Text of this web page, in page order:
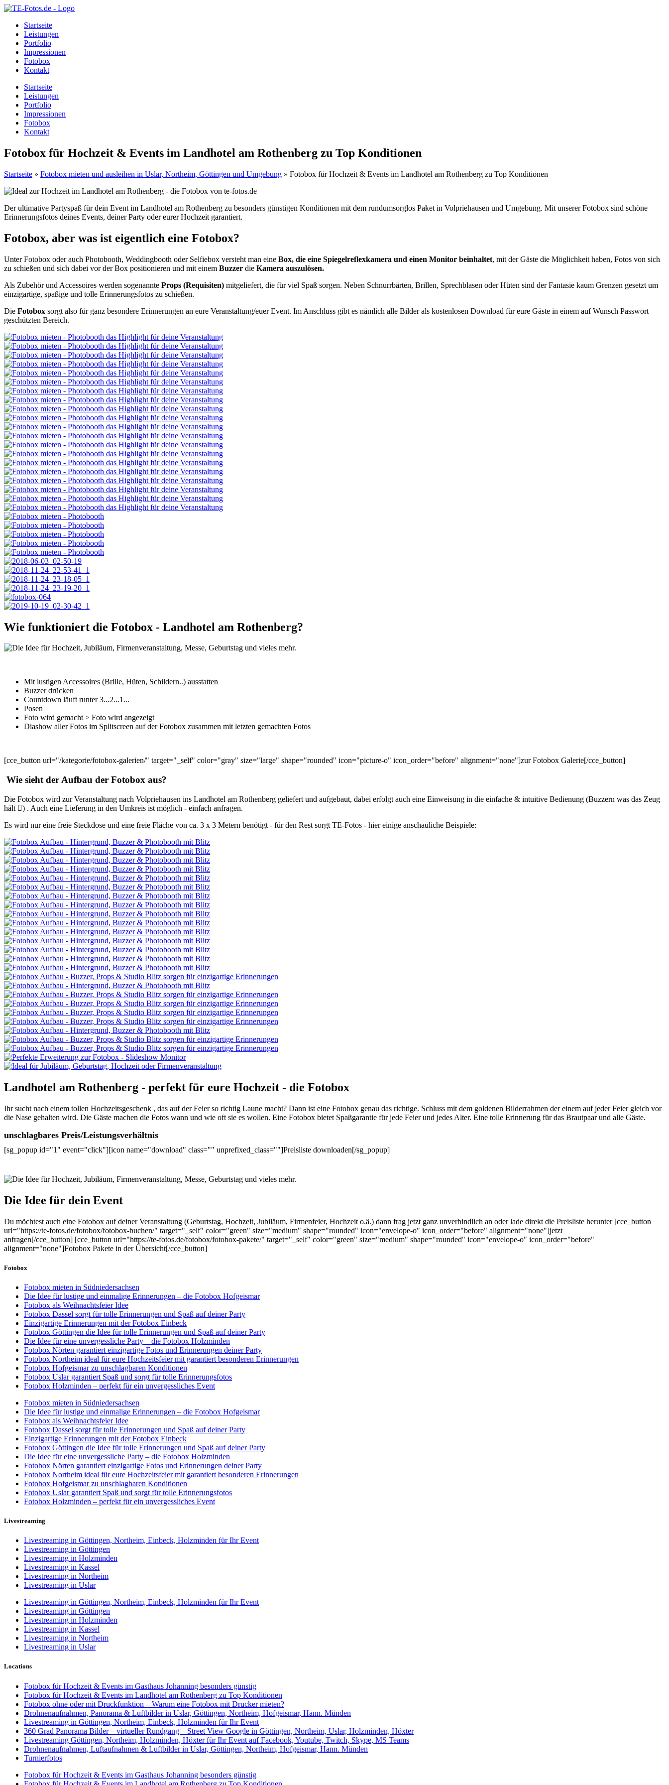
Startseite
Leistungen
Portfolio
Impressionen
Fotobox
Kontakt
Startseite
Leistungen
Portfolio
Impressionen
Fotobox
Kontakt
Fotobox für Hochzeit & Events im Landhotel am Rothenberg zu Top Konditionen
Startseite » Fotobox mieten und ausleihen in Uslar, Northeim, Göttingen und Umgebung » Fotobox für Hochzeit & Events im Landhotel am Rothenberg zu Top Konditionen
Der ultimative Partyspaß für dein Event im Landhotel am Rothenberg zu besonders günstigen Konditionen mit dem rundumsorglos Paket in Volpriehausen und Umgebung. Mit unserer Fotobox sind schöne
Erinnerungsfotos deines Events, deiner Party oder eurer Hochzeit garantiert.
Fotobox, aber was ist eigentlich eine Fotobox?
Unter Fotobox oder auch Photobooth, Weddingbooth oder Selfiebox versteht man eine Box, die eine Spiegelreflexkamera und einen Monitor beinhaltet, mit der Gäste die Möglichkeit haben, Fotos von sich
zu schießen und sich dabei vor der Box positionieren und mit einem Buzzer die Kamera auszulösen.
Als Zubehör und Accessoires werden sogenannte Props (Requisiten) mitgeliefert, die für viel Spaß sorgen. Neben Schnurrbärten, Brillen, Sprechblasen oder Hüten sind der Fantasie kaum Grenzen gesetzt um
einzigartige, spaßige und tolle Erinnerungsfotos zu schießen.
Die Fotobox sorgt also für ganz besondere Erinnerungen an eure Veranstaltung/euer Event. Im Anschluss gibt es nämlich alle Bilder als kostenlosen Download für eure Gäste in einem auf Wunsch Passwort
geschützten Bereich.
Wie funktioniert die Fotobox - Landhotel am Rothenberg?
Mit lustigen Accessoires (Brille, Hüten, Schildern..) ausstatten
Buzzer drücken
Countdown läuft runter 3...2...1...
Posen
Foto wird gemacht > Foto wird angezeigt
Diashow aller Fotos im Splitscreen auf der Fotobox zusammen mit letzten gemachten Fotos
[cce_button url="/kategorie/fotobox-galerien/" target="_self" color="gray" size="large" shape="rounded" icon="picture-o" icon_order="before" alignment="none"]zur Fotobox Galerie[/cce_button]
Wie sieht der Aufbau der Fotobox aus?
Die Fotobox wird zur Veranstaltung nach Volpriehausen ins Landhotel am Rothenberg geliefert und aufgebaut, dabei erfolgt auch eine Einweisung in die einfache & intuitive Bedienung (Buzzern was das Zeug
hält
) . Auch eine Lieferung in den Umkreis ist möglich - einfach anfragen.
Es wird nur eine freie Steckdose und eine freie Fläche von ca. 3 x 3 Metern benötigt - für den Rest sorgt TE-Fotos - hier einige anschauliche Beispiele:
Landhotel am Rothenberg - perfekt für eure Hochzeit - die Fotobox
Ihr sucht nach einem tollen Hochzeitsgeschenk , das auf der Feier so richtig Laune macht? Dann ist eine Fotobox genau das richtige. Schluss mit dem goldenen Bilderrahmen der einem auf jeder Feier gleich vor
die Nase gehalten wird. Die Gäste machen die Fotos wann und wie oft sie es wollen. Eine Fotobox bietet Spaßgarantie für jede Feier und jedes Alter. Eine tolle Erinnerung für das Brautpaar und alle Gäste.
unschlagbares Preis/Leistungsverhältnis
[sg_popup id="1" event="click"][icon name="download" class="" unprefixed_class=""]Preisliste downloaden[/sg_popup]
Die Idee für dein Event
Du möchtest auch eine Fotobox auf deiner Veranstaltung (Geburtstag, Hochzeit, Jubiläum, Firmenfeier, Hochzeit o.ä.) dann frag jetzt ganz unverbindlich an oder lade direkt die Preisliste herunter [cce_button
url="https://te-fotos.de/fotobox/fotobox-buchen/" target="_self" color="green" size="medium" shape="rounded" icon="envelope-o" icon_order="before" alignment="none"]jetzt
anfragen[/cce_button] [cce_button url="https://te-fotos.de/fotobox/fotobox-pakete/" target="_self" color="green" size="medium" shape="rounded" icon="envelope-o" icon_order="before"
alignment="none"]Fotobox Pakete in der Übersicht[/cce_button]
Fotobox
Fotobox mieten in Südniedersachsen
Die Idee für lustige und einmalige Erinnerungen – die Fotobox Hofgeismar
Fotobox als Weihnachtsfeier Idee
Fotobox Dassel sorgt für tolle Erinnerungen und Spaß auf deiner Party
Einzigartige Erinnerungen mit der Fotobox Einbeck
Fotobox Göttingen die Idee für tolle Erinnerungen und Spaß auf deiner Party
Die Idee für eine unvergessliche Party – die Fotobox Holzminden
Fotobox Nörten garantiert einzigartige Fotos und Erinnerungen deiner Party
Fotobox Northeim ideal für eure Hochzeitsfeier mit garantiert besonderen Erinnerungen
Fotobox Hofgeismar zu unschlagbaren Konditionen
Fotobox Uslar garantiert Spaß und sorgt für tolle Erinnerungsfotos
Fotobox Holzminden – perfekt für ein unvergessliches Event
Fotobox mieten in Südniedersachsen
Die Idee für lustige und einmalige Erinnerungen – die Fotobox Hofgeismar
Fotobox als Weihnachtsfeier Idee
Fotobox Dassel sorgt für tolle Erinnerungen und Spaß auf deiner Party
Einzigartige Erinnerungen mit der Fotobox Einbeck
Fotobox Göttingen die Idee für tolle Erinnerungen und Spaß auf deiner Party
Die Idee für eine unvergessliche Party – die Fotobox Holzminden
Fotobox Nörten garantiert einzigartige Fotos und Erinnerungen deiner Party
Fotobox Northeim ideal für eure Hochzeitsfeier mit garantiert besonderen Erinnerungen
Fotobox Hofgeismar zu unschlagbaren Konditionen
Fotobox Uslar garantiert Spaß und sorgt für tolle Erinnerungsfotos
Fotobox Holzminden – perfekt für ein unvergessliches Event
Livestreaming
Livestreaming in Göttingen, Northeim, Einbeck, Holzminden für Ihr Event
Livestreaming in Göttingen
Livestreaming in Holzminden
Livestreaming in Kassel
Livestreaming in Northeim
Livestreaming in Uslar
Livestreaming in Göttingen, Northeim, Einbeck, Holzminden für Ihr Event
Livestreaming in Göttingen
Livestreaming in Holzminden
Livestreaming in Kassel
Livestreaming in Northeim
Livestreaming in Uslar
Locations
Fotobox für Hochzeit & Events im Gasthaus Johanning besonders günstig
Fotobox für Hochzeit & Events im Landhotel am Rothenberg zu Top Konditionen
Fotobox ohne oder mit Druckfunktion – Warum eine Fotobox mit Drucker mieten?
Drohnenaufnahmen, Panorama & Luftbilder in Uslar, Göttingen, Northeim, Hofgeismar, Hann. Münden
Livestreaming in Göttingen, Northeim, Einbeck, Holzminden für Ihr Event
360 Grad Panorama Bilder – virtueller Rundgang – Street View Google in Göttingen, Northeim, Uslar, Holzminden, Höxter
Livestreaming Göttingen, Northeim, Holzminden, Höxter für Ihr Event auf Facebook, Youtube, Twitch, Skype, MS Teams
Drohnenaufnahmen, Luftaufnahmen & Luftbilder in Uslar, Göttingen, Northeim, Hofgeismar, Hann. Münden
Turnierfotos
Fotobox für Hochzeit & Events im Gasthaus Johanning besonders günstig